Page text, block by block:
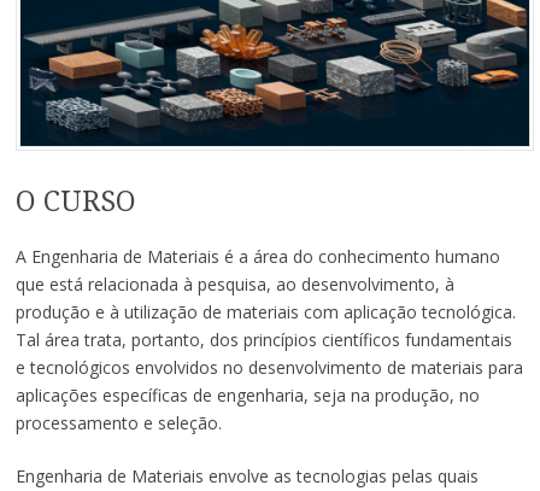
conteúdo
O CURSO
A Engenharia de Materiais é a área do conhecimento humano
que está relacionada à pesquisa, ao desenvolvimento, à
produção e à utilização de materiais com aplicação tecnológica.
Tal área trata, portanto, dos princípios científicos fundamentais
e tecnológicos envolvidos no desenvolvimento de materiais para
aplicações específicas de engenharia, seja na produção, no
processamento e seleção.
Engenharia de Materiais envolve as tecnologias pelas quais